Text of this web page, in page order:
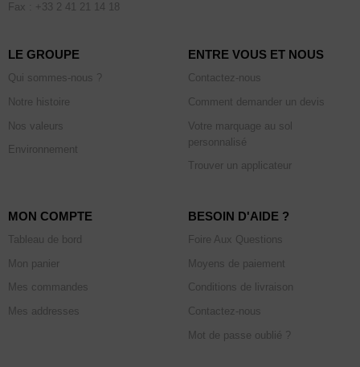
Fax : +33 2 41 21 14 18
LE GROUPE
Qui sommes-nous ?
Notre histoire
Nos valeurs
Environnement
ENTRE VOUS ET NOUS
Contactez-nous
Comment demander un devis
Votre marquage au sol
personnalisé
Trouver un applicateur
MON COMPTE
Tableau de bord
Mon panier
Mes commandes
Mes addresses
BESOIN D'AIDE ?
Foire Aux Questions
Moyens de paiement
Conditions de livraison
Contactez-nous
Mot de passe oublié ?